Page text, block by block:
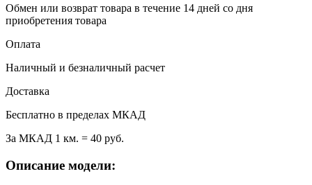
Обмен или возврат товара в течение 14 дней со дня
приобретения товара
Оплата
Наличный и безналичный расчет
Доставка
Бесплатно в пределах МКАД
За МКАД 1 км. = 40 руб.
Описание модели: